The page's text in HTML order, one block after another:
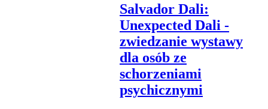
Salvador Dali:
Unexpected Dali -
zwiedzanie wystawy
dla osób ze
schorzeniami
psychicznymi